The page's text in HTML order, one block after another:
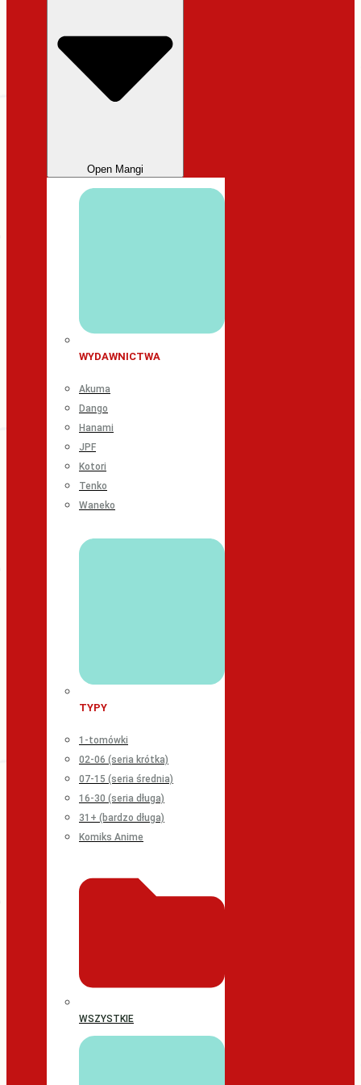
Open Mangi
WYDAWNICTWA
Akuma
Dango
Hanami
JPF
Kotori
Tenko
Waneko
TYPY
1-tomówki
02-06 (seria krótka)
07-15 (seria średnia)
16-30 (seria długa)
31+ (bardzo długa)
Komiks Anime
WSZYSTKIE